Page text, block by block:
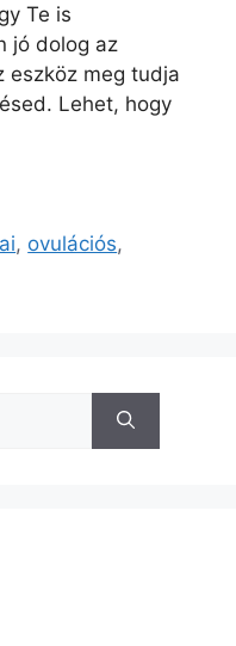
Te is
jó dolog az
eszköz meg tudja
Lehet, hogy
, ovulációs,